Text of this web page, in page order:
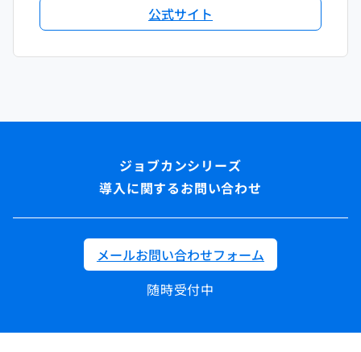
公式サイト
導入に関するお問い合わせ
メールお問い合わせフォーム
随時受付中